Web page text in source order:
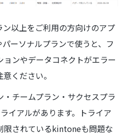
以上をご利用の方向けのアプ
ーソナルプランで使うと、フ
ョンやデータコネクトがエラー
ください。
チームプラン・サクセスプラ
イアルがあります。トライア
限されているkintoneも問題な